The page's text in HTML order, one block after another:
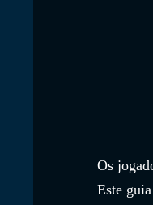
Os
Este